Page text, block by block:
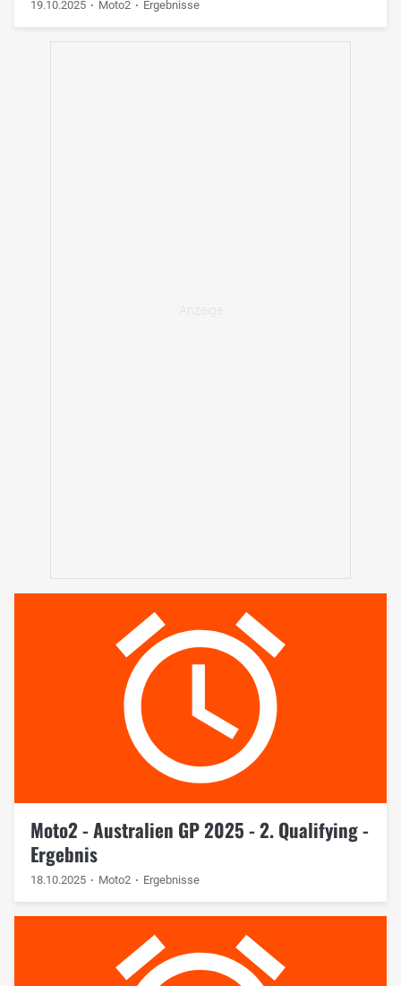
19.10.2025 Moto2 Ergebnisse
Moto2 - Australien GP 2025 - 2. Qualifying -
Ergebnis
18.10.2025 Moto2 Ergebnisse